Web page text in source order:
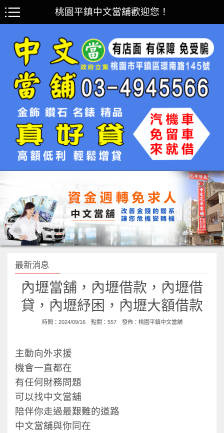
桃園平鎮中文當舖歡迎您！
最新消息
內壢當舖，內壢借款，內壢借
貸，內壢紓困，內壢大額借款
時間：2024/09/16 點閱：557 發佈： 桃園平鎮中文當舖
主動向外求援
機會一直都在
有任何財務問題
可以找中文當舖
陪伴你走過最艱難的道路
中文當舖與你同在